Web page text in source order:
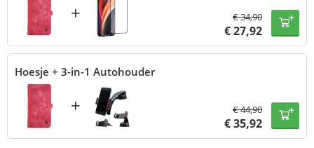
+ €34,90
€27,92
Hoesje + 3-in-1 Autohouder
+ €44,90
€35,92